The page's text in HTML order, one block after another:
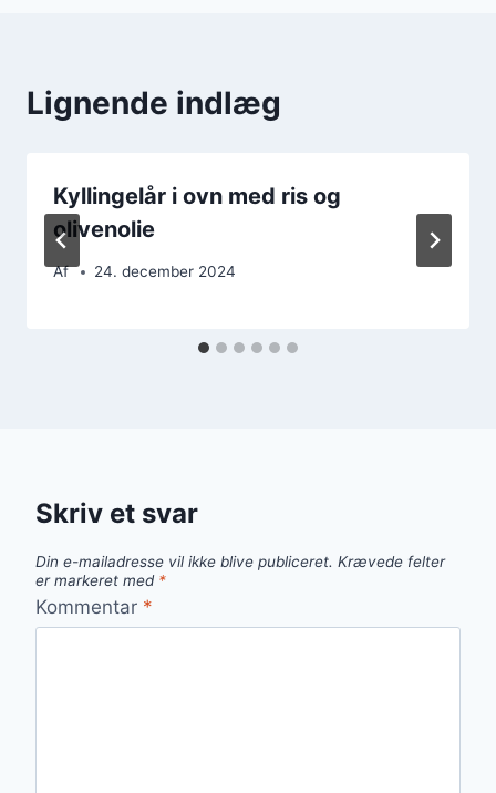
Lignende indlæg
Kyllingelår i ovn med ris og
olivenolie
Af 24. december 2024
Skriv et svar
Din e-mailadresse vil ikke blive publiceret. Krævede felter
er markeret med *
Kommentar *